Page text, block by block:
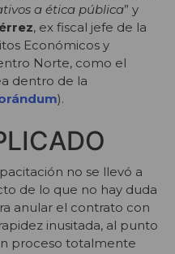
a ética pública” y
, ex fiscal jefe de la
Económicos y
Norte, como el
dentro de la
).
no se llevó a
de lo que no hay duda
anular el contrato con
inusitada, al punto
proceso totalmente